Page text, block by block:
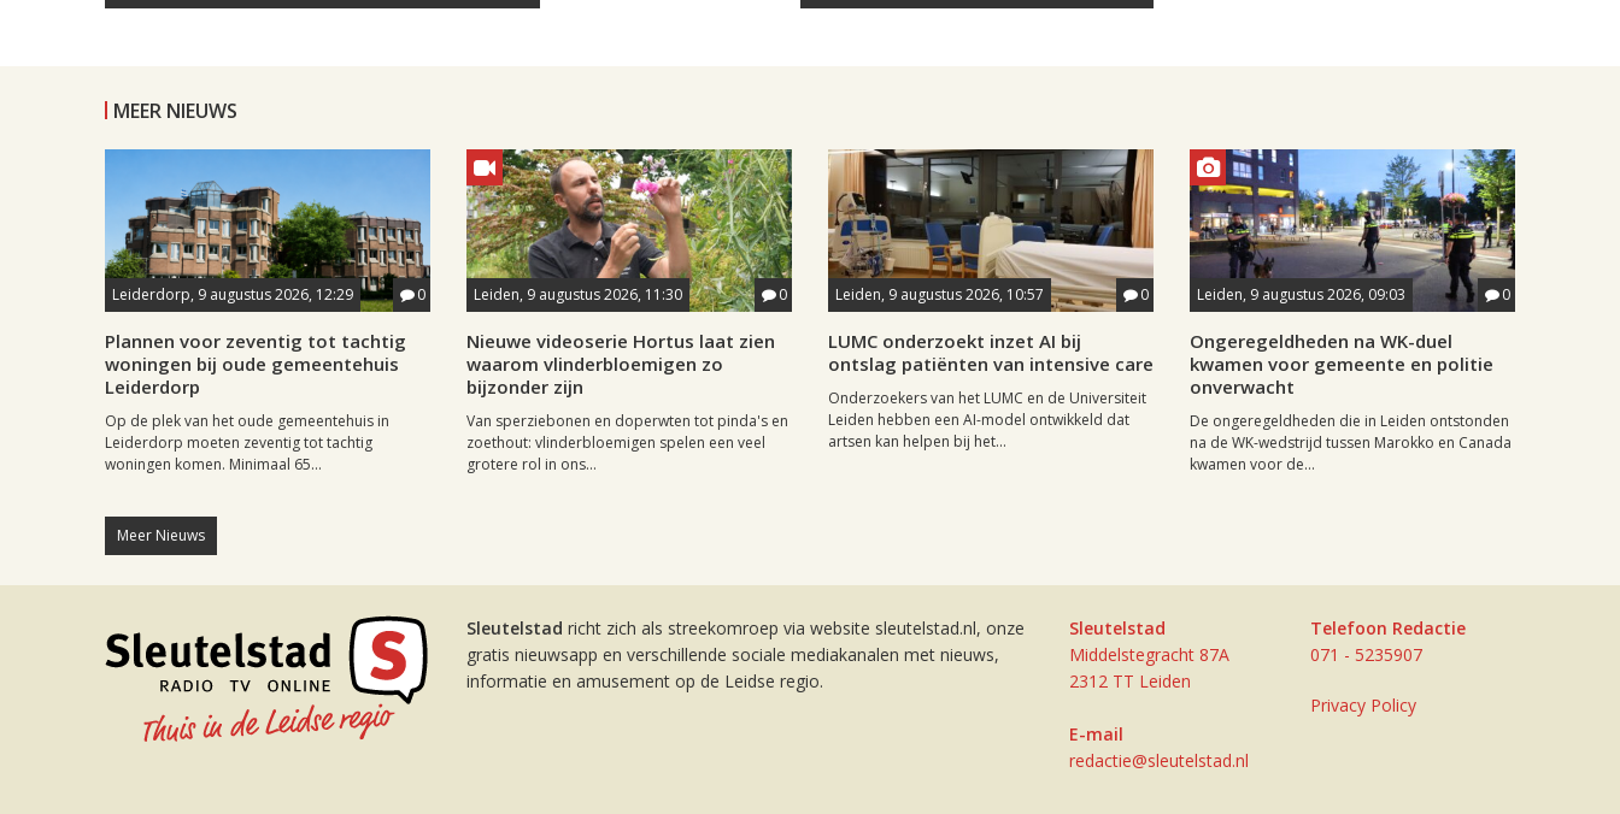
MEER NIEUWS
Leiderdorp, 9 augustus 2026, 12:29 0
Plannen voor zeventig tot tachtig
woningen bij oude gemeentehuis
Leiderdorp
Op de plek van het oude gemeentehuis in
Leiderdorp moeten zeventig tot tachtig
woningen komen. Minimaal 65...
Leiden, 9 augustus 2026, 11:30 0
Nieuwe videoserie Hortus laat zien
waarom vlinderbloemigen zo
bijzonder zijn
Van sperziebonen en doperwten tot pinda's en
zoethout: vlinderbloemigen spelen een veel
grotere rol in ons...
Leiden, 9 augustus 2026, 10:57 0
LUMC onderzoekt inzet AI bij
ontslag patiënten van intensive care
Onderzoekers van het LUMC en de Universiteit
Leiden hebben een AI-model ontwikkeld dat
artsen kan helpen bij het...
Leiden, 9 augustus 2026, 09:03 0
Ongeregeldheden na WK-duel
kwamen voor gemeente en politie
onverwacht
De ongeregeldheden die in Leiden ontstonden
na de WK-wedstrijd tussen Marokko en Canada
kwamen voor de...
Meer Nieuws
Sleutelstad richt zich als streekomroep via website sleutelstad.nl, onze
gratis nieuwsapp en verschillende sociale mediakanalen met nieuws,
informatie en amusement op de Leidse regio.
Sleutelstad
Middelstegracht 87A
2312 TT Leiden
E-mail
redactie@sleutelstad.nl
Telefoon Redactie
071 - 5235907
Privacy Policy